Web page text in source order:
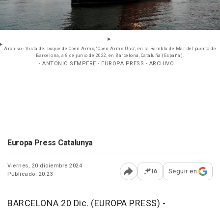
Archivo - Vista del buque de Open Arms, ‘Open Arms Uno’, en la Rambla de Mar del puerto de
Barcelona, a 8 de junio de 2022, en Barcelona, Cataluña (España).
- ANTONIO SEMPERE - EUROPA PRESS - ARCHIVO
Europa Press Catalunya
Viernes, 20 diciembre 2024
Publicado: 20:23
Abrir opciones para
IA Seguir en
BARCELONA 20 Dic. (EUROPA PRESS) -